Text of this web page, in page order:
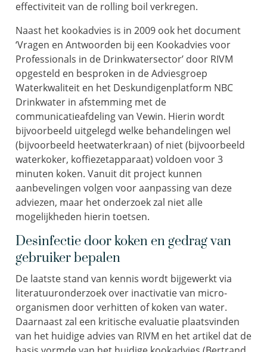
effectiviteit van de rolling boil verkregen.
Naast het kookadvies is in 2009 ook het document
‘Vragen en Antwoorden bij een Kookadvies voor
Professionals in de Drinkwatersector’ door RIVM
opgesteld en besproken in de Adviesgroep
Waterkwaliteit en het Deskundigenplatform NBC
Drinkwater in afstemming met de
communicatieafdeling van Vewin. Hierin wordt
bijvoorbeeld uitgelegd welke behandelingen wel
(bijvoorbeeld heetwaterkraan) of niet (bijvoorbeeld
waterkoker, koffiezetapparaat) voldoen voor 3
minuten koken. Vanuit dit project kunnen
aanbevelingen volgen voor aanpassing van deze
adviezen, maar het onderzoek zal niet alle
mogelijkheden hierin toetsen.
Desinfectie door koken en gedrag van
gebruiker bepalen
De laatste stand van kennis wordt bijgewerkt via
literatuuronderzoek over inactivatie van micro-
organismen door verhitten of koken van water.
Daarnaast zal een kritische evaluatie plaatsvinden
van het huidige advies van RIVM en het artikel dat de